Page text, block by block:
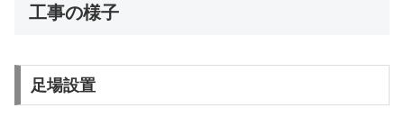
工事の様子
足場設置